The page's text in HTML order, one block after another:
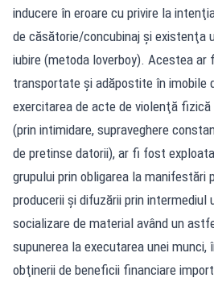
inducere în eroare cu privire la
de căsătorie/concubinaj şi existenţa
iubire (metoda loverboy). Acestea
transportate şi adăpostite în imobile
exercitarea de acte de violenţă
(prin intimidare, supraveghere
de pretinse datorii), ar fi fost
grupului prin obligarea la manifestări
producerii şi difuzării prin intermediul
socializare de material având un
supunerea la executarea unei
obţinerii de beneficii financiare